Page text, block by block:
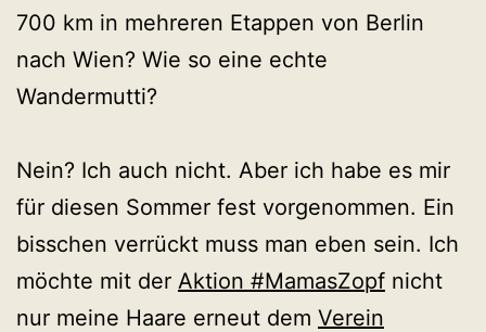
700 km in mehreren Etappen von Berlin
nach Wien? Wie so eine echte
Wandermutti? ⠀
Nein? Ich auch nicht. Aber ich habe es mir
für diesen Sommer fest vorgenommen. Ein
bisschen verrückt muss man eben sein. Ich
möchte mit der Aktion #MamasZopf nicht
nur meine Haare erneut dem Verein